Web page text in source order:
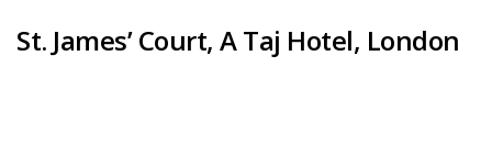
St. James’ Court, A Taj Hotel, London